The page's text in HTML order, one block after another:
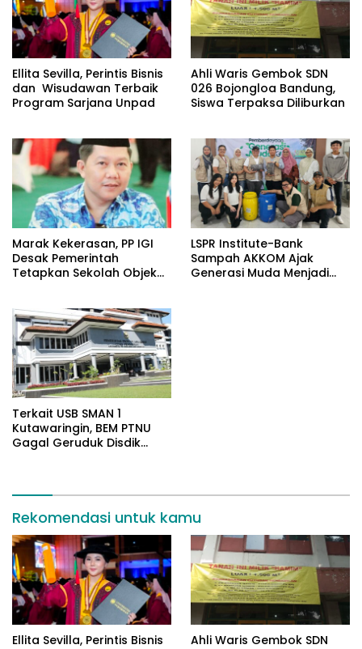
Ellita Sevilla, Perintis Bisnis
dan Wisudawan Terbaik
Program Sarjana Unpad
Ahli Waris Gembok SDN
026 Bojongloa Bandung,
Siswa Terpaksa Diliburkan
​Marak Kekerasan, PP IGI
Desak Pemerintah
Tetapkan Sekolah Objek
LSPR Institute-Bank
Sampah AKKOM Ajak
Generasi Muda Menjadi
Terkait USB SMAN 1
Kutawaringin, BEM PTNU
Gagal Geruduk Disdik
Rekomendasi untuk kamu
Ellita Sevilla, Perintis Bisnis
Ahli Waris Gembok SDN